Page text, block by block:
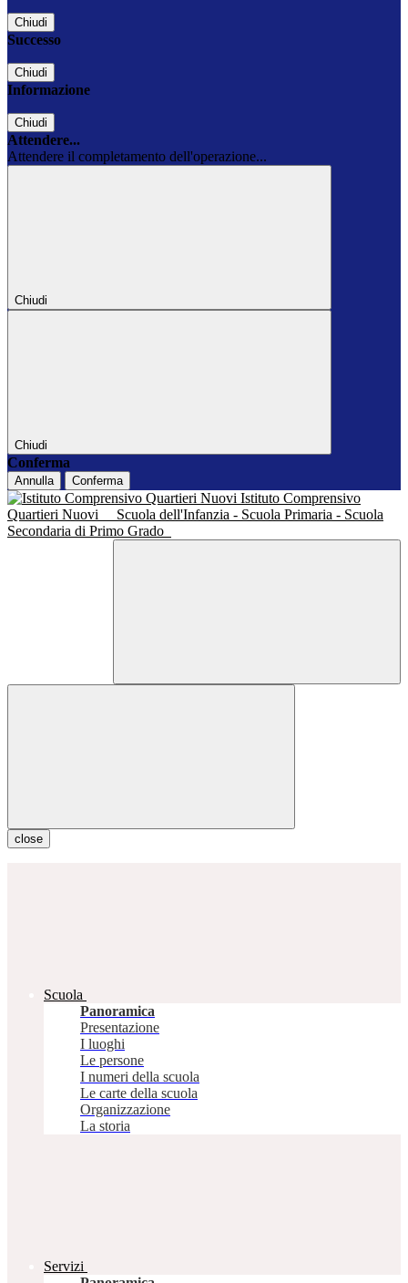
Chiudi
Successo
Chiudi
Informazione
Chiudi
Attendere...
Attendere il completamento dell'operazione...
Chiudi
Chiudi
Conferma
Annulla Conferma
Istituto Comprensivo
Quartieri Nuovi
Scuola dell'Infanzia - Scuola Primaria - Scuola
Secondaria di Primo Grado
close
Scuola
Panoramica
Presentazione
I luoghi
Le persone
I numeri della scuola
Le carte della scuola
Organizzazione
La storia
Servizi